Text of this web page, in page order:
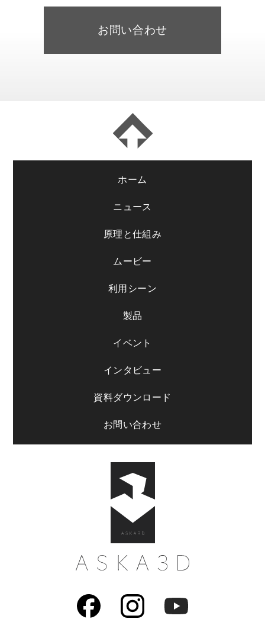
お問い合わせ
ホーム
ニュース
原理と仕組み
ムービー
利用シーン
製品
イベント
インタビュー
資料ダウンロード
お問い合わせ